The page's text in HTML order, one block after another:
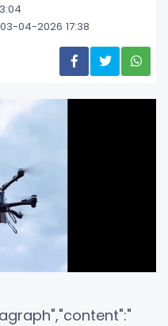
04-2026 17:38